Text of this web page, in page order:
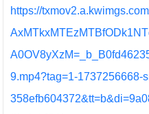
https://
9.mp4?tag=1-1737256668-